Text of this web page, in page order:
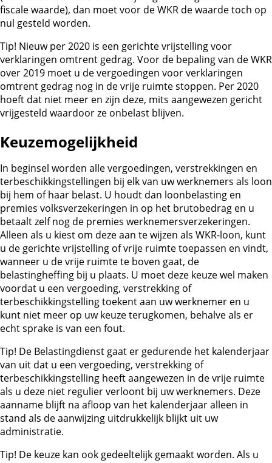
fiscale waarde), dan moet voor de WKR de waarde toch op
nul gesteld worden.
Tip! Nieuw per 2020 is een gerichte vrijstelling voor
verklaringen omtrent gedrag. Voor de bepaling van de WKR
over 2019 moet u de vergoedingen voor verklaringen
omtrent gedrag nog in de vrije ruimte stoppen. Per 2020
hoeft dat niet meer en zijn deze, mits aangewezen gericht
vrijgesteld waardoor ze onbelast blijven.
Keuzemogelijkheid
In beginsel worden alle vergoedingen, verstrekkingen en
terbeschikkingstellingen bij elk van uw werknemers als loon
bij hem of haar belast. U houdt dan loonbelasting en
premies volksverzekeringen in op het brutobedrag en u
betaalt zelf nog de premies werknemersverzekeringen.
Alleen als u kiest om deze aan te wijzen als WKR-loon, kunt
u de gerichte vrijstelling of vrije ruimte toepassen en vindt,
wanneer u de vrije ruimte te boven gaat, de
belastingheffing bij u plaats. U moet deze keuze wel maken
voordat u een vergoeding, verstrekking of
terbeschikkingstelling toekent aan uw werknemer en u
kunt niet meer op uw keuze terugkomen, behalve als er
echt sprake is van een fout.
Tip! De Belastingdienst gaat er gedurende het kalenderjaar
van uit dat u een vergoeding, verstrekking of
terbeschikkingstelling heeft aangewezen in de vrije ruimte
als u deze niet regulier verloont bij uw werknemers. Deze
aanname blijft na afloop van het kalenderjaar alleen in
stand als de aanwijzing uitdrukkelijk blijkt uit uw
administratie.
Tip! De keuze kan ook gedeeltelijk gemaakt worden. Als u